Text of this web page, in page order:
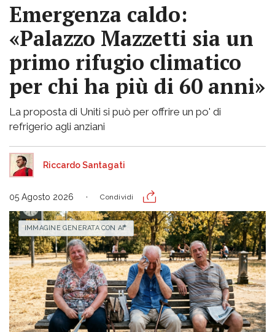
Emergenza caldo:
«Palazzo Mazzetti sia un
primo rifugio climatico
per chi ha più di 60 anni»
La proposta di Uniti si può per offrire un po' di
refrigerio agli anziani
Riccardo Santagati
05 Agosto 2026 Condividi
IMMAGINE GENERATA CON AI